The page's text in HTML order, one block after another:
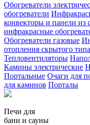
Обогреватели
обогреватели
конвекторы и панели из
инфракрасные
Обогреватели газовые
отопления скрытого типа
Тепловентиляторы
Камины электрические
Портальные Очаги для
для каминов Порталы
Печи для
бани и сауны